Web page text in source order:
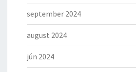
september 2024
august 2024
jún 2024